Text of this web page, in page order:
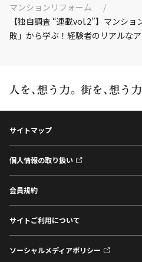
マンションリフォーム
【独自調査 “連載vol.2”】マンシ
敗」から学ぶ！経験者のリアルな
サイトマップ
個人情報の取り扱い
会員規約
サイトご利用について
ソーシャルメディアポリシー